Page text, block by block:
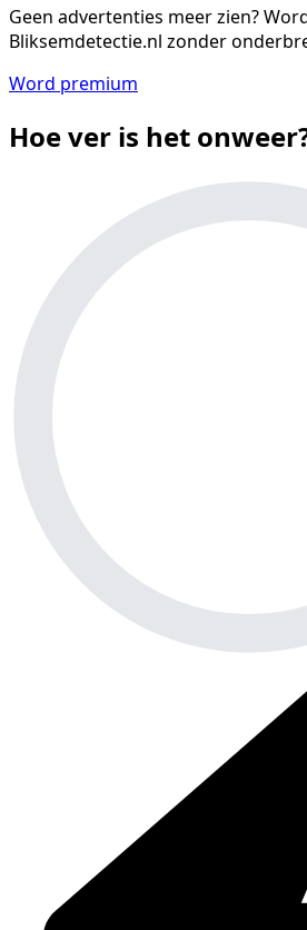
Geen advertenties meer zien?
Bliksemdetectie.nl zonder
Word premium
Hoe ver is het